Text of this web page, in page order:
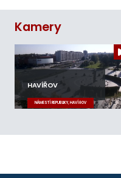
Kamery
HAVÍŘOV
NÁMĚSTÍ REPUBLIKY, HAVÍŘOV